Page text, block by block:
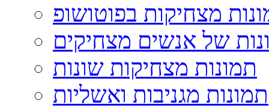
מצחיקות בפוטושופ
של אנשים מצחיקים
תמונות מצחיקות שונות
תמונות מגניבות ואשליות